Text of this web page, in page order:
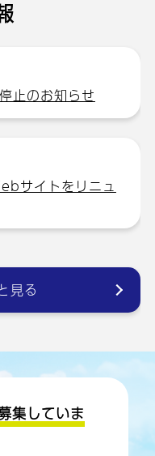
止のお知らせ
サイトをリニュ
見る
集していま